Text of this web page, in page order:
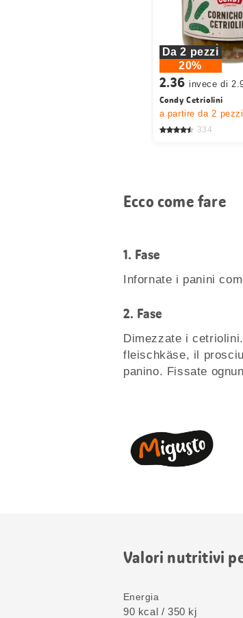
Da 2 pezzi
20%
2.36 invece di
Condy Cetriolini
a partire da 2
334
Ecco come fare
1. Fase
Infornate i panini
2. Fase
Dimezzate i
fleischkäse, il
panino. Fissate
Valori nutritivi
Energia
90 kcal / 350 kj